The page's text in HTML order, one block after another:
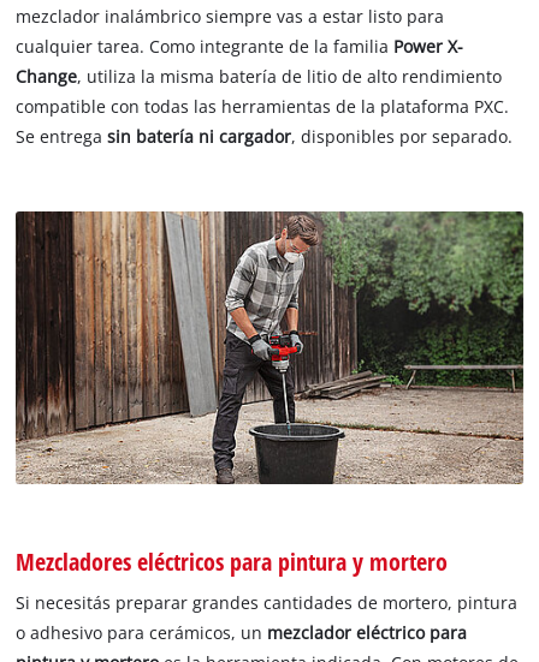
mezclador inalámbrico siempre vas a estar listo para
cualquier tarea. Como integrante de la familia Power X-
Change, utiliza la misma batería de litio de alto rendimiento
compatible con todas las herramientas de la plataforma PXC.
Se entregasin batería ni cargador, disponibles por separado.
Mezcladores eléctricos para pintura y mortero
Si necesitás preparar grandes cantidades de mortero, pintura
o adhesivo para cerámicos, un mezclador eléctrico para